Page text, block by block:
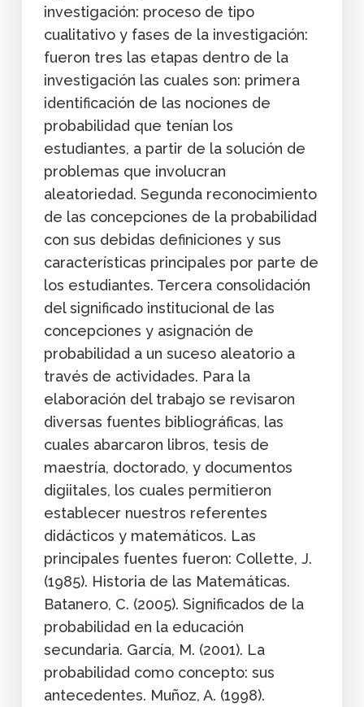
investigación: proceso de tipo
cualitativo y fases de la investigación:
fueron tres las etapas dentro de la
investigación las cuales son: primera
identificación de las nociones de
probabilidad que tenían los
estudiantes, a partir de la solución de
problemas que involucran
aleatoriedad. Segunda reconocimiento
de las concepciones de la probabilidad
con sus debidas definiciones y sus
características principales por parte de
los estudiantes. Tercera consolidación
del significado institucional de las
concepciones y asignación de
probabilidad a un suceso aleatorio a
través de actividades. Para la
elaboración del trabajo se revisaron
diversas fuentes bibliográficas, las
cuales abarcaron libros, tesis de
maestría, doctorado, y documentos
digiitales, los cuales permitieron
establecer nuestros referentes
didácticos y matemáticos. Las
principales fuentes fueron: Collette, J.
(1985). Historia de las Matemáticas.
Batanero, C. (2005). Significados de la
probabilidad en la educación
secundaria. García, M. (2001). La
probabilidad como concepto: sus
antecedentes. Muñoz, A. (1998).